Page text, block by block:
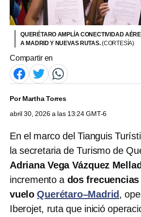
QUERÉTARO AMPLÍA CONECTIVIDAD
A MADRID Y NUEVAS RUTAS.(CORTESÍA)
Compartir en
PorMartha Torres
abril 30, 2026 a las 13:24 GMT-6
En el marco del Tianguis
la secretaria de Turismo de
Adriana Vega Vázquez
incremento a dos frecuencias
vueloQuerétaro–Madrid ,
Iberojet, ruta que inició